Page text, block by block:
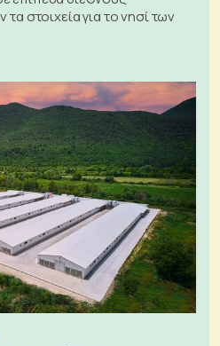
τα στοιχεία για το νησί των